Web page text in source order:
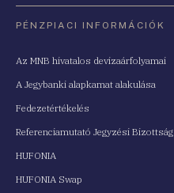
PÉNZPIACI INFORMÁCIÓK
Az MNB hivatalos devizaárfolyamai
A Jegybanki alapkamat alakulása
Fedezetértékelés
Referenciamutató Jegyzési Bizottság
HUFONIA
HUFONIA Swap